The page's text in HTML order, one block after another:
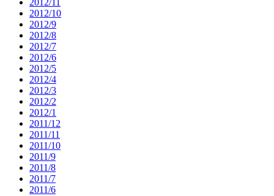
2012/10
2012/9
2012/8
2012/7
2012/6
2012/5
2012/4
2012/3
2012/2
2012/1
2011/12
2011/11
2011/10
2011/9
2011/8
2011/7
2011/6